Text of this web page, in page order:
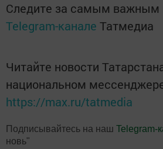
Следите за самым важным
Telegram-канале Татмедиа
Читайте новости
национальном
https://max.ru/tatmedia
Подписывайтесь на наш Telegram-
новь"